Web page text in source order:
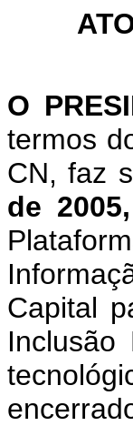
O
termos
CN, faz
de 2005,
Capital